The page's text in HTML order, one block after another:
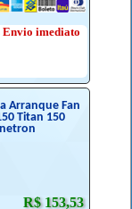
Envio imediato
Arranque Fan
Titan 150
R$ 153,53